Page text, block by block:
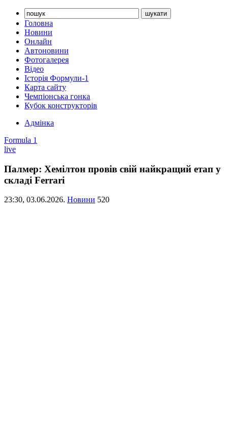
Головна
Новини
Онлайн
Автоновини
Фотогалерея
Відео
Історія Формули-1
Карта сайту
Чемпіонська гонка
Кубок конструкторів
Адмінка
Formula 1
live
Палмер: Хемілтон провів свій найкращий етап у
складі Ferrari
23:30, 03.06.2026. Новини 520